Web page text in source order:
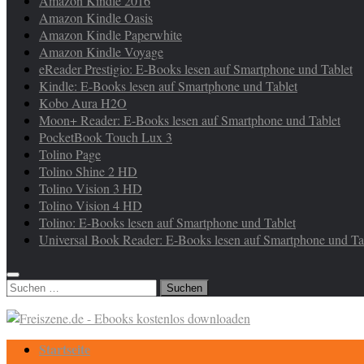
Amazon Kindle Oasis
Amazon Kindle Paperwhite
Amazon Kindle Voyage
eReader Prestigio: E-Books lesen auf Smartphone und Tablet
Kindle: E-Books lesen auf Smartphone und Tablet
Kobo Aura H2O
Moon+ Reader: E-Books lesen auf Smartphone und Tablet
PocketBook Touch Lux 3
Tolino Page
Tolino Shine 2 HD
Tolino Vision 3 HD
Tolino Vision 4 HD
Tolino: E-Books lesen auf Smartphone und Tablet
Universal Book Reader: E-Books lesen auf Smartphone und
Suchen
Startseite